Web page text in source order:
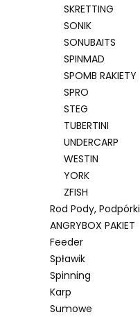
SKRETTING
SONIK
SONUBAITS
SPINMAD
SPOMB RAKIETY
SPRO
STEG
TUBERTINI
UNDERCARP
WESTIN
YORK
ZFISH
Rod Pody, Podpórki
ANGRYBOX PAKIET
Feeder
Spławik
Spinning
Karp
Sumowe